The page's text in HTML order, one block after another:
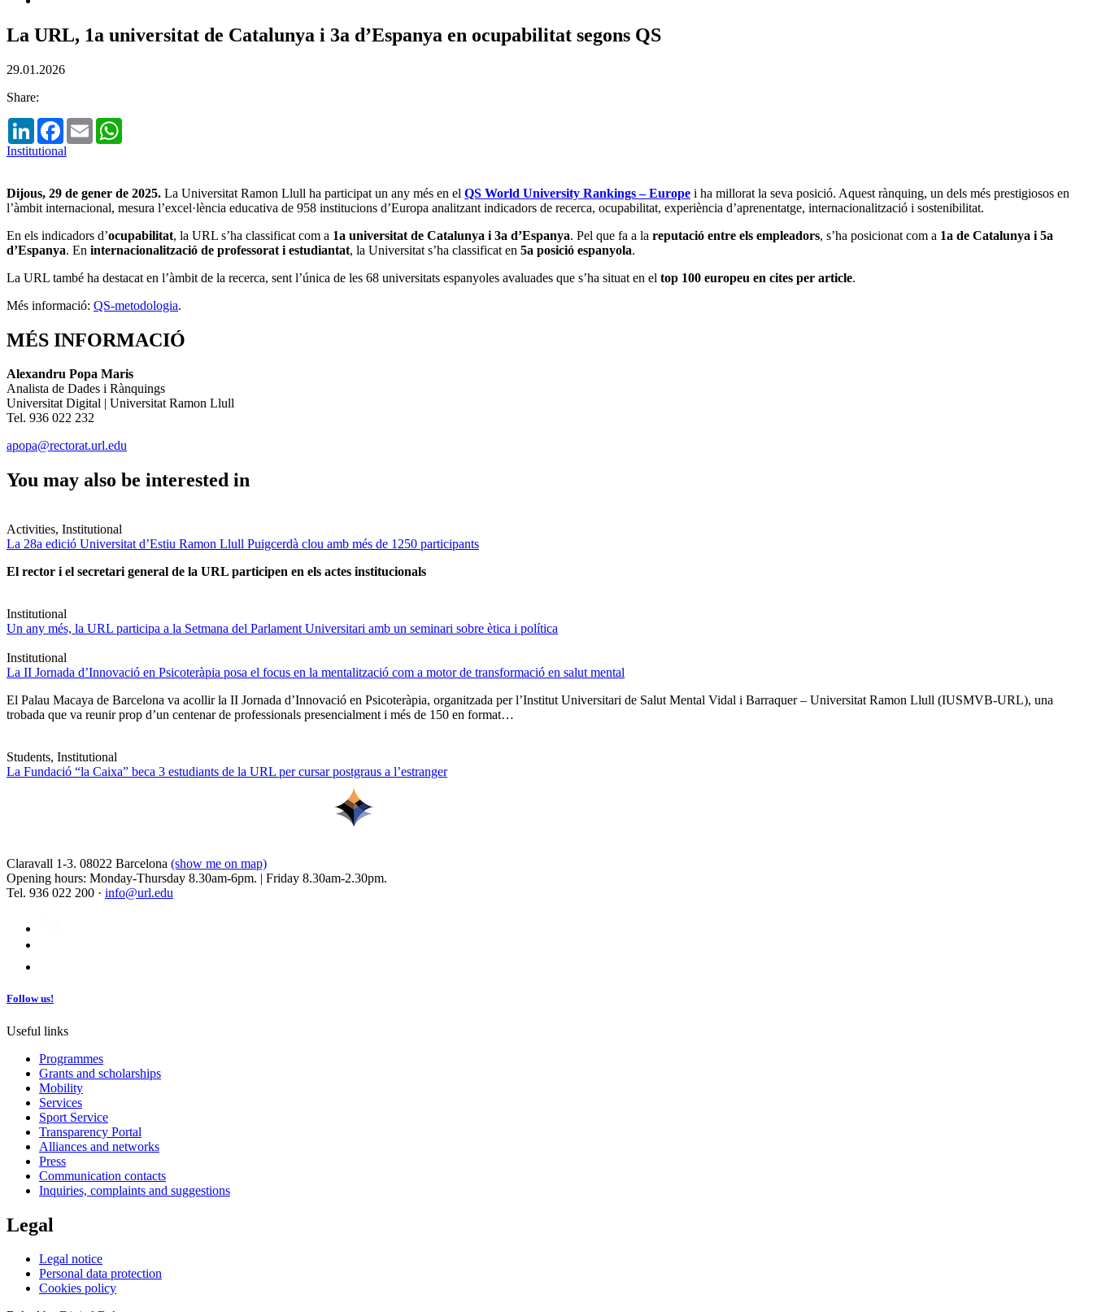
La URL, 1a universitat de Catalunya i 3a d’Espanya en ocupabilitat segons QS
29.01.2026
Share:
LinkedInFacebook
Email
Institutional
Dijous, 29 de gener de 2025. La Universitat Ramon Llull ha participat un any més en el QS World University Rankings – Europe i ha millorat la seva posició. Aquest rànquing, un dels més prestigiosos en
l’àmbit internacional, mesura l’excel·lència educativa de 958 institucions d’Europa analitzant indicadors de recerca, ocupabilitat, experiència d’aprenentatge, internacionalització i sostenibilitat.
En els indicadors d’ocupabilitat, la URL s’ha classificat com a 1a universitat de Catalunya i 3a d’Espanya. Pel que fa a la reputació entre els empleadors, s’ha posicionat com a 1a de Catalunya i 5a
d’Espanya. En internacionalització de professorat i estudiantat, la Universitat s’ha classificat en 5a posició espanyola.
La URL també ha destacat en l’àmbit de la recerca, sent l’única de les 68 universitats espanyoles avaluades que s’ha situat en el top 100 europeu en cites per article.
Més informació: QS-metodologia.
MÉS INFORMACIÓ
Alexandru Popa Maris
Analista de Dades i Rànquings
Universitat Digital | Universitat Ramon Llull
Tel. 936 022 232
apopa@rectorat.url.edu
You may also be interested in
Activities, Institutional
La 28a edició Universitat d’Estiu Ramon Llull Puigcerdà clou amb més de 1250 participants
El rector i el secretari general de la URL participen en els actes institucionals
Institutional
Un any més, la URL participa a la Setmana del Parlament Universitari amb un seminari sobre ètica i política
Institutional
La II Jornada d’Innovació en Psicoteràpia posa el focus en la mentalització com a motor de transformació en salut mental
El Palau Macaya de Barcelona va acollir la II Jornada d’Innovació en Psicoteràpia, organitzada per l’Institut Universitari de Salut Mental Vidal i Barraquer – Universitat Ramon Llull (IUSMVB-URL), una
trobada que va reunir prop d’un centenar de professionals presencialment i més de 150 en format…
Students, Institutional
La Fundació “la Caixa” beca 3 estudiants de la URL per cursar postgraus a l’estranger
Claravall 1-3. 08022 Barcelona (show me on map)
Opening hours: Monday-Thursday 8.30am-6pm. | Friday 8.30am-2.30pm.
Tel. 936 022 200 · info@url.edu
Follow us!
Useful links
Programmes
Grants and scholarships
Mobility
Services
Sport Service
Transparency Portal
Alliances and networks
Press
Communication contacts
Inquiries, complaints and suggestions
Legal
Legal notice
Personal data protection
Cookies policy